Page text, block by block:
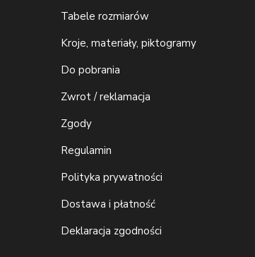
Tabele rozmiarów
Kroje, materiały, piktogramy
Do pobrania
Zwrot / reklamacja
Zgody
Regulamin
Polityka prywatności
Dostawa i płatność
Deklaracja zgodności